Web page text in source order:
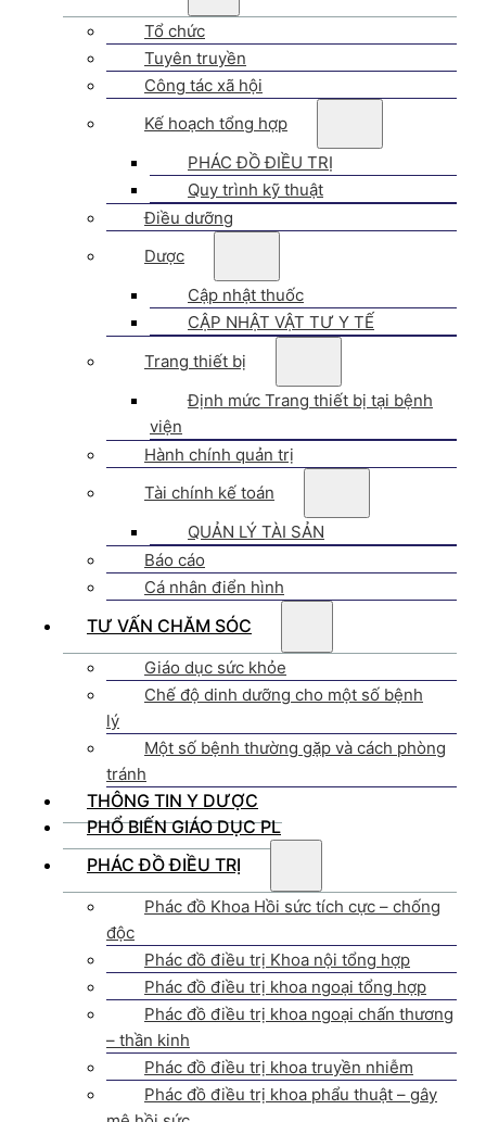
Tổ chức
Tuyên truyền
Công tác xã hội
Kế hoạch tổng hợp
PHÁC ĐỒ ĐIỀU TRỊ
Quy trình kỹ thuật
Điều dưỡng
Dược
Cập nhật thuốc
CẬP NHẬT VẬT TƯ Y TẾ
Trang thiết bị
Định mức Trang thiết bị tại bệnh
viện
Hành chính quản trị
Tài chính kế toán
QUẢN LÝ TÀI SẢN
Báo cáo
Cá nhân điển hình
TƯ VẤN CHĂM SÓC
Giáo dục sức khỏe
Chế độ dinh dưỡng cho một số bệnh
lý
Một số bệnh thường gặp và cách phòng
tránh
THÔNG TIN Y DƯỢC
PHỔ BIẾN GIÁO DỤC PL
PHÁC ĐỒ ĐIỀU TRỊ
Phác đồ Khoa Hồi sức tích cực – chống
độc
Phác đồ điều trị Khoa nội tổng hợp
Phác đồ điều trị khoa ngoại tổng hợp
Phác đồ điều trị khoa ngoại chấn thương
– thần kinh
Phác đồ điều trị khoa truyền nhiễm
Phác đồ điều trị khoa phẩu thuật – gây